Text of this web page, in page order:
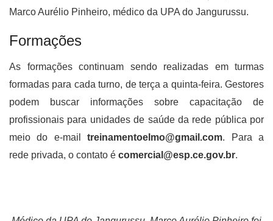
Marco Aurélio Pinheiro, médico da UPA do Jangurussu.
Formações
As formações continuam sendo realizadas em turmas
formadas para cada turno, de terça a quinta-feira. Gestores
podem buscar informações sobre capacitação de
profissionais para unidades de saúde da rede pública por
meio do e-mail
treinamentoelmo@gmail.com. Para a
rede privada, o contato é comercial@esp.ce.gov.br.